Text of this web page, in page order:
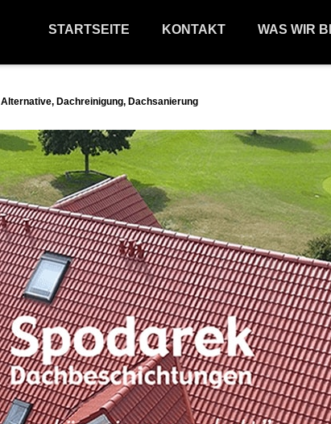
STARTSEITE KONTAKT WAS WIR
Dachreinigung, Dachsanierung